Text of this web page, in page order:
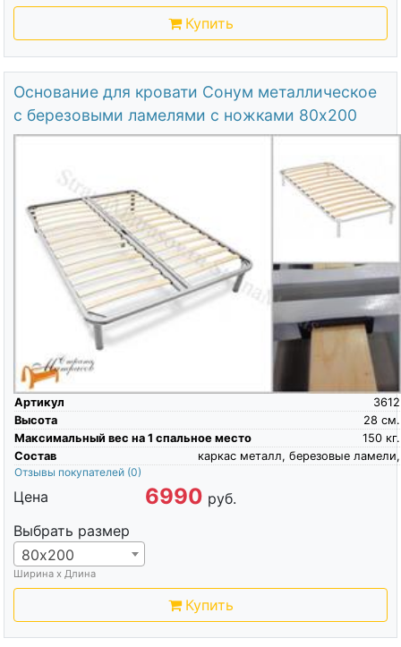
Купить
Основание для кровати Сонум металлическое
с березовыми ламелями с ножками 80х200
Артикул
3612
Высота
см.
28
Максимальный вес на 1 спальное место
кг.
150
Состав
каркас металл, березовые ламели,
Отзывы покупателей (0)
Цена 6990 руб.
Выбрать размер
80х200
Ширина х Длина
Купить